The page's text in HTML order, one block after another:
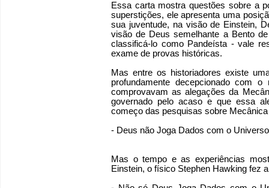
Essa carta mostra questões sobre a
superstições, ele apresenta uma
sua juventude, na visão de Einstein,
visão de Deus semelhante a Bento
classificá-lo como Pandeísta - vale
exame de provas históricas.
Mas entre os historiadores existe
profundamente decepcionado com
comprovavam as alegações da
governado pelo acaso e que essa
começo das pesquisas sobre
- Deus não Joga Dados com o
Mas o tempo e as experiências
Einstein, o físico Stephen Hawking fez